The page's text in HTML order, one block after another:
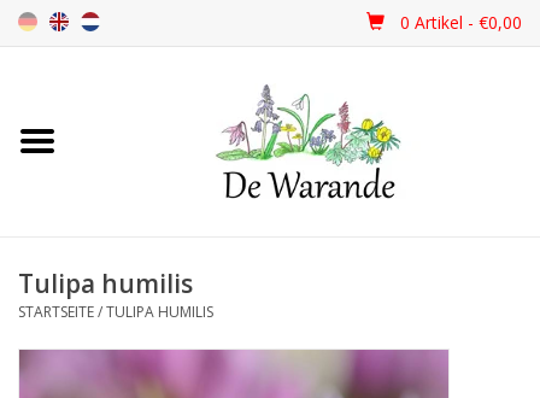
0 Artikel - €0,00
Startseite
Frühjahrsblüher
Sommerblüher
Tulipa humilis
STARTSEITE/TULIPA HUMILIS